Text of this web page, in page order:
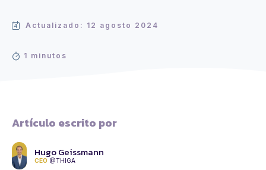
Actualizado: 12 agosto 2024
1 minutos
Artículo escrito por
Hugo Geissmann
CEO @THIGA